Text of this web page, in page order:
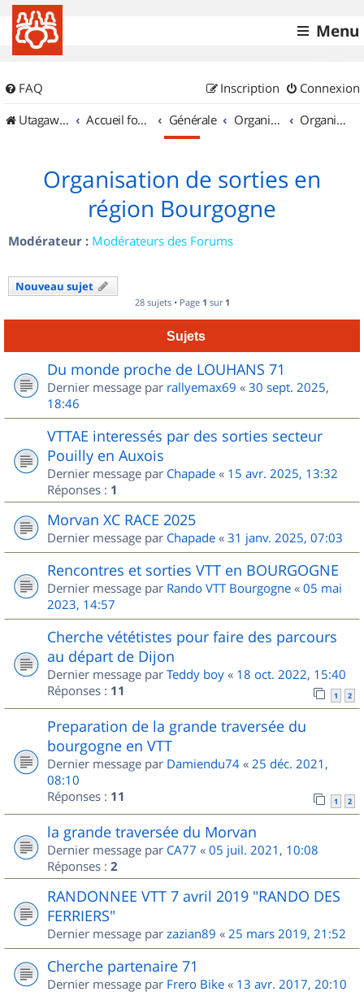
Menu
FAQ Connexion
Inscription
UtagawaVTT (Randos VTT et VTTAE avec traces GPS)
Accueil forum Générale Organisation de sorties & Recherche de partenaires Organisation de sorties en région Bourgogne
Organisation de sorties en
région Bourgogne
Modérateur : Modérateurs des Forums
Nouveau sujet
28 sujets • Page 1 sur 1
Sujets
Du monde proche de LOUHANS 71
Dernier message par rallyemax69 « 30 sept. 2025,
18:46
VTTAE interessés par des sorties secteur
Pouilly en Auxois
Dernier message par Chapade « 15 avr. 2025, 13:32
Réponses : 1
Morvan XC RACE 2025
Dernier message par Chapade « 31 janv. 2025, 07:03
Rencontres et sorties VTT en BOURGOGNE
Dernier message par Rando VTT Bourgogne « 05 mai
2023, 14:57
Cherche vététistes pour faire des parcours
au départ de Dijon
Dernier message par Teddy boy « 18 oct. 2022, 15:40
Réponses : 11 1 2
Preparation de la grande traversée du
bourgogne en VTT
Dernier message par Damiendu74 « 25 déc. 2021,
08:10
Réponses : 11 1 2
la grande traversée du Morvan
Dernier message par CA77 « 05 juil. 2021, 10:08
Réponses : 2
RANDONNEE VTT 7 avril 2019 "RANDO DES
FERRIERS"
Dernier message par zazian89 « 25 mars 2019, 21:52
Cherche partenaire 71
Dernier message par Frero Bike « 13 avr. 2017, 20:10